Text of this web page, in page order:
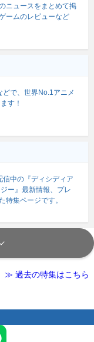
ニュースをまとめて掲
ームのレビューなど
で、世界No.1アニメ
す！
信中の『ディシディア
ー』最新情報、プレ
特集ページです。
≫ 過去の特集はこちら